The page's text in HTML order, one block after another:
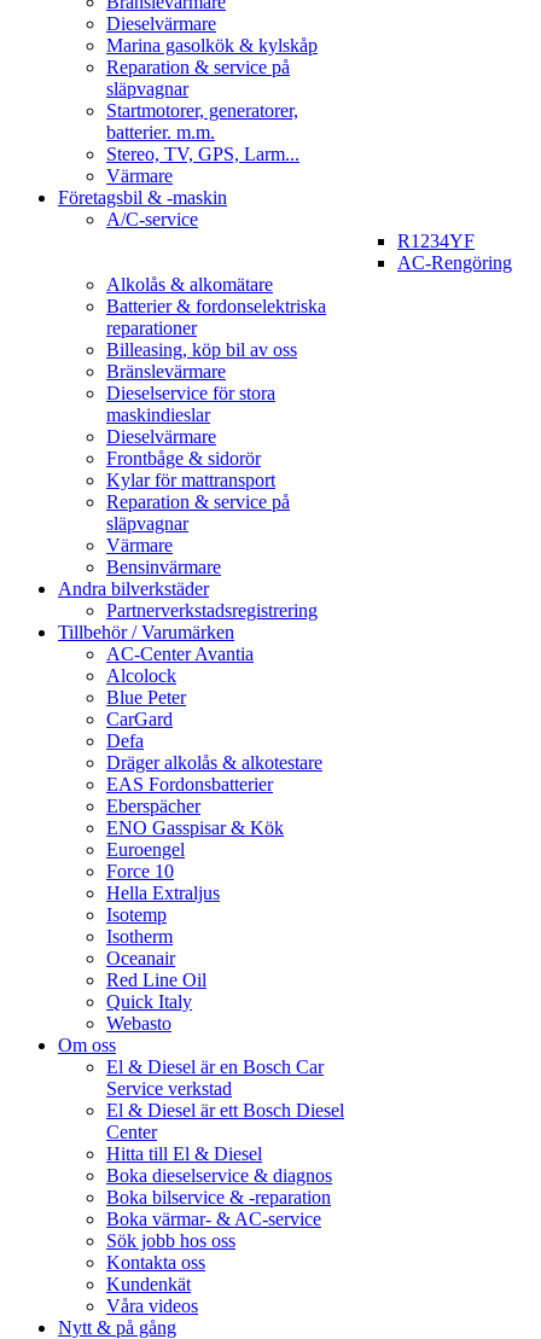
Dieselvärmare
Marina gasolkök & kylskåp
Reparation & service på
släpvagnar
Startmotorer, generatorer,
batterier. m.m.
Stereo, TV, GPS, Larm...
Värmare
Företagsbil & -maskin
A/C-service
R1234YF
AC-Rengöring
Alkolås & alkomätare
Batterier & fordonselektriska
reparationer
Billeasing, köp bil av oss
Bränslevärmare
Dieselservice för stora
maskindieslar
Dieselvärmare
Frontbåge & sidorör
Kylar för mattransport
Reparation & service på
släpvagnar
Värmare
Bensinvärmare
Andra bilverkstäder
Partnerverkstadsregistrering
Tillbehör / Varumärken
AC-Center Avantia
Alcolock
Blue Peter
CarGard
Defa
Dräger alkolås & alkotestare
EAS Fordonsbatterier
Eberspächer
ENO Gasspisar & Kök
Euroengel
Force 10
Hella Extraljus
Isotemp
Isotherm
Oceanair
Red Line Oil
Quick Italy
Webasto
Om oss
El & Diesel är en Bosch Car
Service verkstad
El & Diesel är ett Bosch Diesel
Center
Hitta till El & Diesel
Boka dieselservice & diagnos
Boka bilservice & -reparation
Boka värmar- & AC-service
Sök jobb hos oss
Kontakta oss
Kundenkät
Våra videos
Nytt & på gång